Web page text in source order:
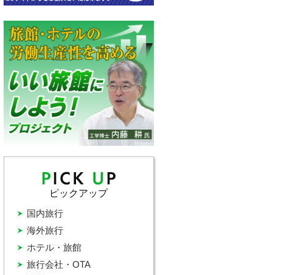
ピックアップ
ホテル・旅館
国内旅行
旅行会社・OTA
海外旅行